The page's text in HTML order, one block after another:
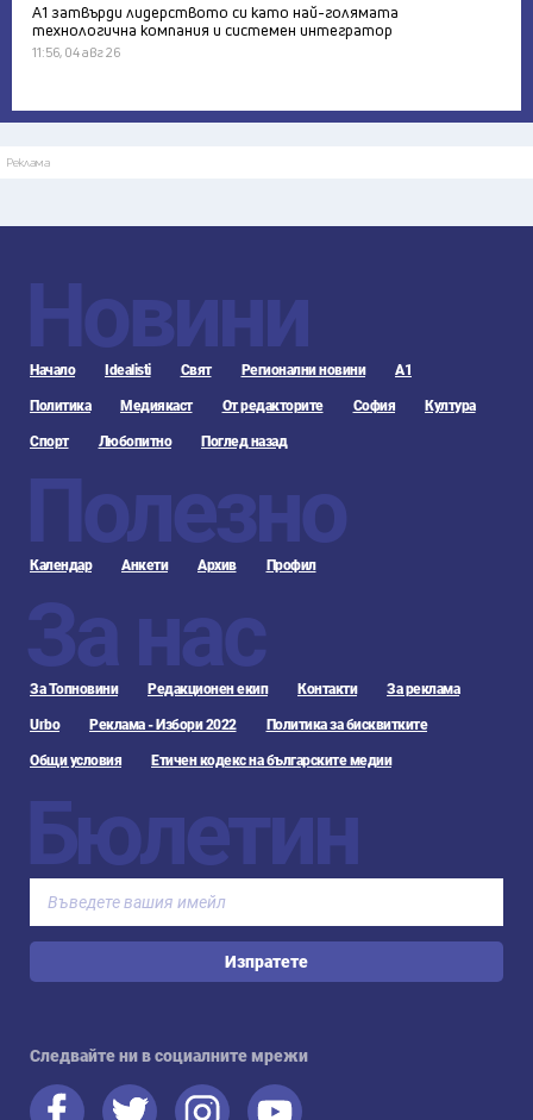
А1 затвърди лидерството си като най-голямата
технологична компания и системен интегратор
11:56, 04 авг 26
Реклама
Новини
Начало Idealisti Свят Регионални новини А1
Политика Медиякаст От редакторите София Култура
Спорт Любопитно Поглед назад
Полезно
Календар Анкети Архив Профил
За нас
За Топновини Редакционен екип Контакти За реклама
Urbo Реклама - Избори 2022 Политика за бисквитките
Общи условия Етичен кодекс на българските медии
Бюлетин
Изпратете
Следвайте ни в социалните мрежи